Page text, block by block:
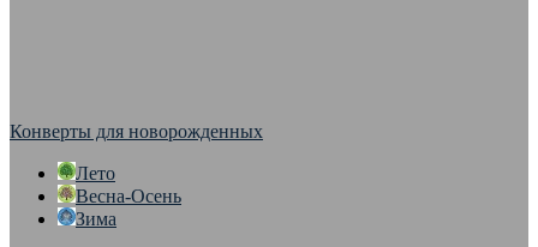
Конверты для новорожденных
Лето
Весна-Осень
Зима